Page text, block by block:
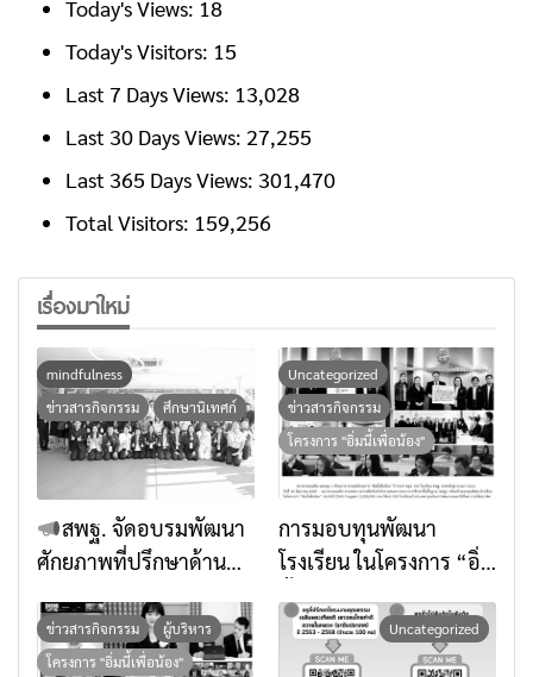
Today's Views: 18
Today's Visitors: 15
Last 7 Days Views: 13,028
Last 30 Days Views: 27,255
Last 365 Days Views: 301,470
Total Visitors: 159,256
เรื่องมาใหม่
mindfulness
ข่าวสารกิจกรรม
ศึกษานิเทศก์
สพฐ. จัดอบรมพัฒนา
ศักยภาพที่ปรึกษาด้าน
ทางจิตใจด้วยศาสตร์แห่ง
สติ เตรียมพร้อมยกระดับ
Uncategorized
ข่าวสารกิจกรรม
โครงการ "อิ่มนี้เพื่อน้อง"
การมอบทุนพัฒนา
โรงเรียน ในโครงการ “อิ่ม
๒๕๖๙ ธนาคารออมสิน
มอบทุน จำนวน 100
ข่าวสารกิจกรรม
ผู้บริหาร
โครงการ "อิ่มนี้เพื่อน้อง"
Uncategorized